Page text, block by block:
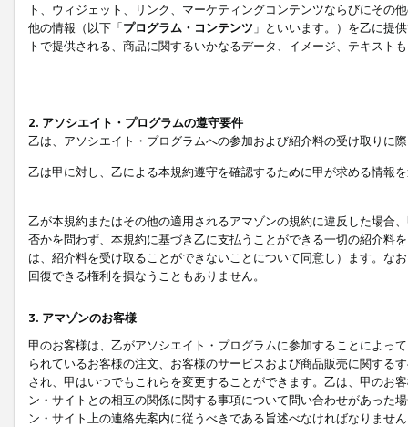
ト、ウィジェット、リンク、マーケティングコンテンツならびにその
他の情報（以下「プログラム・コンテンツ 」といいます。）を乙に提
トで提供される、商品に関するいかなるデータ、イメージ、テキス
2. アソシエイト・プログラムの遵守要件
乙は、アソシエイト・プログラムへの参加および紹介料の受け取りに
乙は甲に対し、乙による本規約遵守を確認するために甲が求める情報
乙が本規約またはその他の適用されるアマゾンの規約に違反した場合
否かを問わず、本規約に基づき乙に支払うことができる一切の紹介料
は、紹介料を受け取ることができないことについて同意し）ます。な
回復できる権利を損なうこともありません。
3. アマゾンのお客様
甲のお客様は、乙がアソシエイト・プログラムに参加することによっ
られているお客様の注文、お客様のサービスおよび商品販売に関する
され、甲はいつでもこれらを変更することができます。乙は、甲のお
ン・サイトとの相互の関係に関する事項について問い合わせがあった
ン・サイト上の連絡先案内に従うべきである旨述べなければなりませ